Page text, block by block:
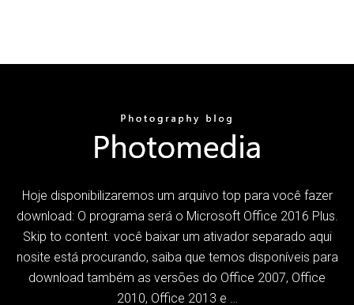
Hoje disponibilizaremos um arquivo top para você fazer
download: O programa será o Microsoft Office 2016 Plus.
Skip to content. você baixar um ativador separado aqui
nosite está procurando, saiba que temos disponíveis para
download também as versões do Office 2007, Office
2010, Office 2013 e …